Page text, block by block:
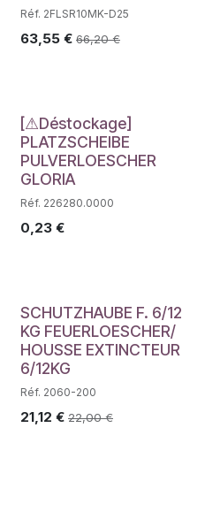
Réf. 2FLSR10MK-D25
63,55 € 66,20€
Déstockage
[⚠Déstockage]
PLATZSCHEIBE
PULVERLOESCHER
GLORIA
Réf. 226280.0000
0,23 €
SCHUTZHAUBE F. 6/12
KG FEUERLOESCHER/
HOUSSE EXTINCTEUR
6/12KG
Réf. 2060-200
21,12 € 22,00€